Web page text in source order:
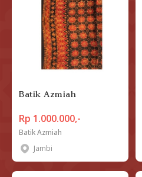
Batik Azmiah
Rp 1.000.000,-
Batik Azmiah
Jambi